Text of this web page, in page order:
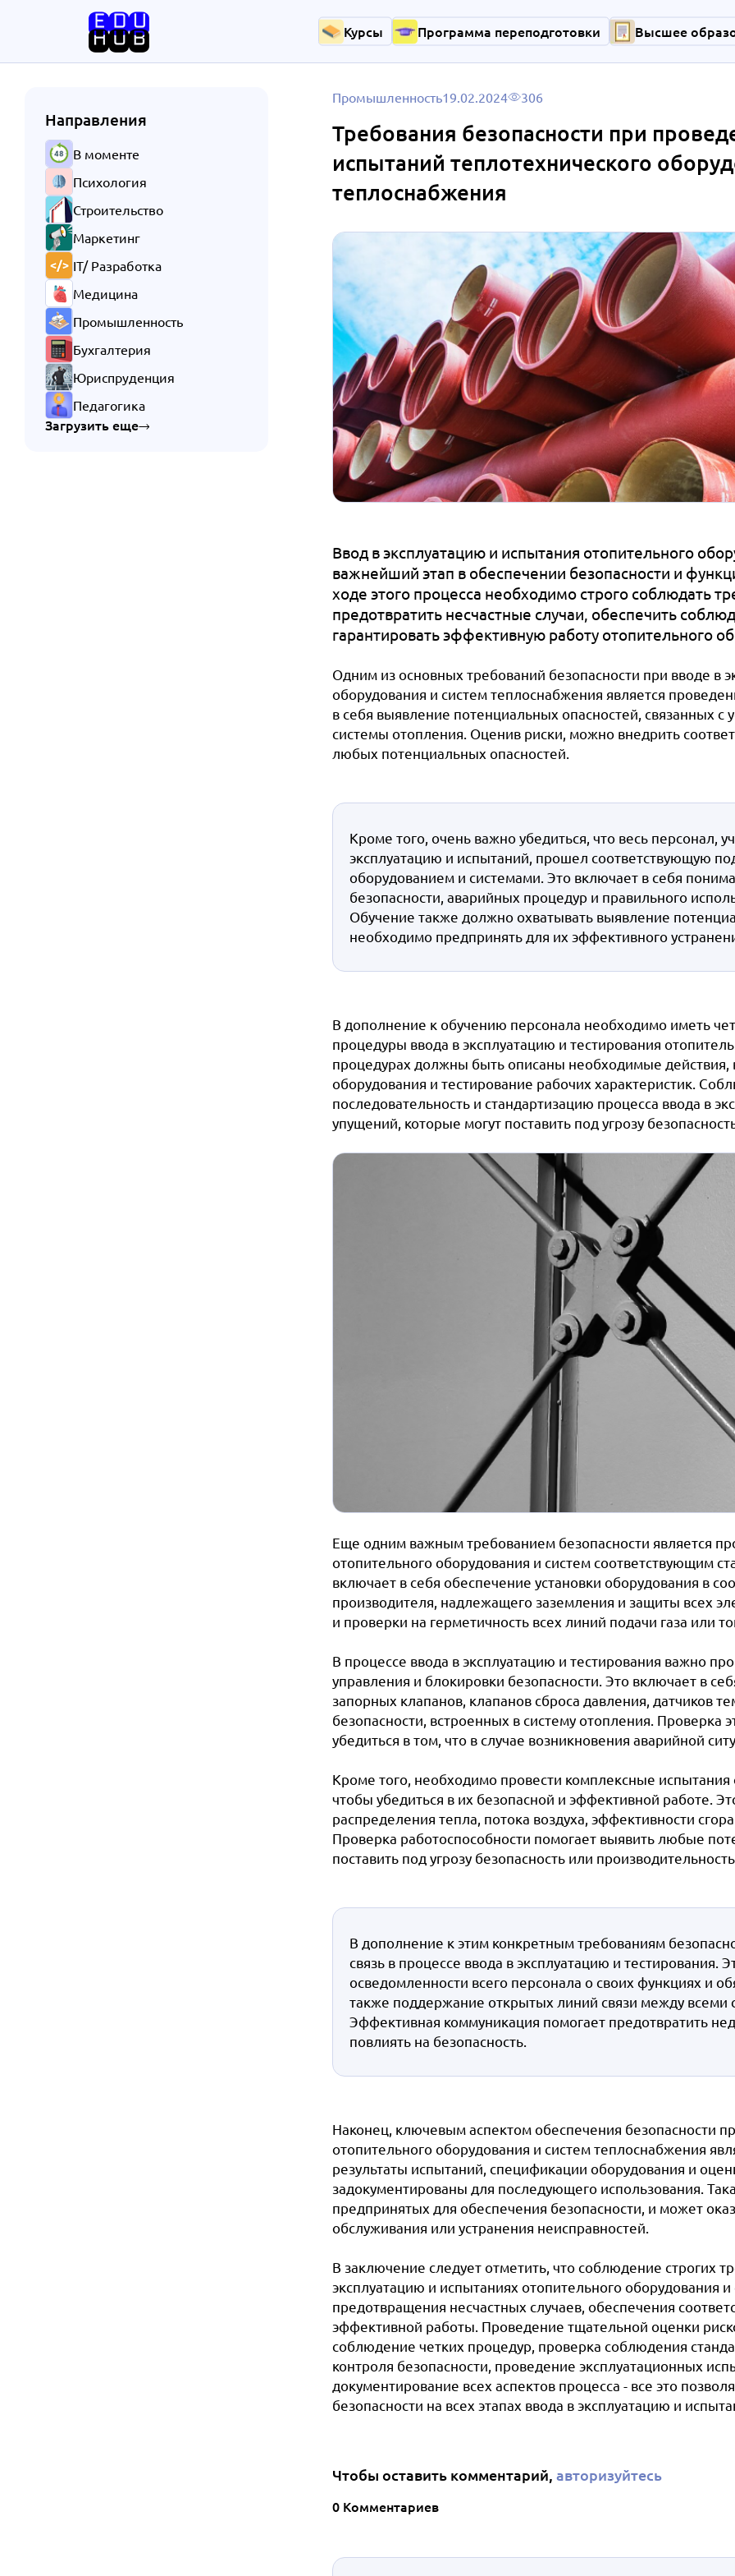
Курсы Программа переподготовки Высшее
Направления
В моменте
Психология
Строительство
Маркетинг
IT/ Разработка
Медицина
Промышленность
Бухгалтерия
Юриспруденция
Педагогика
Загрузить еще
Промышленность19.02.2024 306
Требования безопасности при
испытаний теплотехнического
теплоснабжения
Ввод в эксплуатацию и испытания отопительного
важнейший этап в обеспечении безопасности и
ходе этого процесса необходимо строго соблюдать
предотвратить несчастные случаи, обеспечить
гарантировать эффективную работу отопительного
Одним из основных требований безопасности при вводе в
оборудования и систем теплоснабжения является
в себя выявление потенциальных опасностей, связанных с
системы отопления. Оценив риски, можно внедрить
любых потенциальных опасностей.
Кроме того, очень важно убедиться, что весь персонал,
эксплуатацию и испытаний, прошел соответствующую
оборудованием и системами. Это включает в себя
безопасности, аварийных процедур и правильного
Обучение также должно охватывать выявление
необходимо предпринять для их эффективного
В дополнение к обучению персонала необходимо иметь
процедуры ввода в эксплуатацию и тестирования
процедурах должны быть описаны необходимые действия,
оборудования и тестирование рабочих характеристик.
последовательность и стандартизацию процесса ввода в
упущений, которые могут поставить под угрозу
Еще одним важным требованием безопасности является
отопительного оборудования и систем соответствующим
включает в себя обеспечение установки оборудования в
производителя, надлежащего заземления и защиты всех
и проверки на герметичность всех линий подачи газа или
В процессе ввода в эксплуатацию и тестирования важно
управления и блокировки безопасности. Это включает в
запорных клапанов, клапанов сброса давления, датчиков
безопасности, встроенных в систему отопления. Проверка
убедиться в том, что в случае возникновения аварийной
Кроме того, необходимо провести комплексные испытания
чтобы убедиться в их безопасной и эффективной работе.
распределения тепла, потока воздуха, эффективности
Проверка работоспособности помогает выявить любые
поставить под угрозу безопасность или
В дополнение к этим конкретным требованиям
связь в процессе ввода в эксплуатацию и тестирования.
осведомленности всего персонала о своих функциях и
также поддержание открытых линий связи между всеми
Эффективная коммуникация помогает предотвратить
повлиять на безопасность.
Наконец, ключевым аспектом обеспечения безопасности
отопительного оборудования и систем теплоснабжения
результаты испытаний, спецификации оборудования и
задокументированы для последующего использования.
предпринятых для обеспечения безопасности, и может
обслуживания или устранения неисправностей.
В заключение следует отметить, что соблюдение строгих
эксплуатацию и испытаниях отопительного оборудования
предотвращения несчастных случаев, обеспечения
эффективной работы. Проведение тщательной оценки
соблюдение четких процедур, проверка соблюдения
контроля безопасности, проведение эксплуатационных
документирование всех аспектов процесса - все это
безопасности на всех этапах ввода в эксплуатацию и
Чтобы оставить комментарий, авторизуйтесь
0 Комментариев